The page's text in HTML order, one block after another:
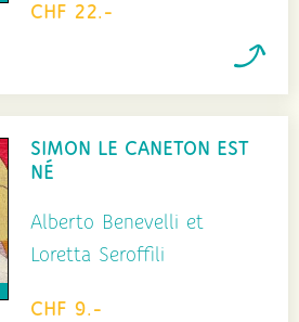
CHF 22.-
SIMON LE CANETON EST
NÉ
Alberto Benevelli et
Loretta Seroffili
CHF 9.-